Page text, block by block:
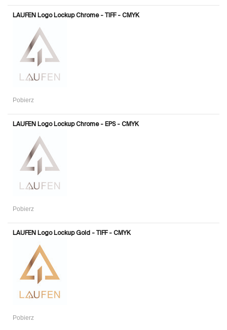
LAUFEN Logo Lockup Chrome - TIFF - CMYK
Pobierz
LAUFEN Logo Lockup Chrome - EPS - CMYK
Pobierz
LAUFEN Logo Lockup Gold - TIFF - CMYK
Pobierz